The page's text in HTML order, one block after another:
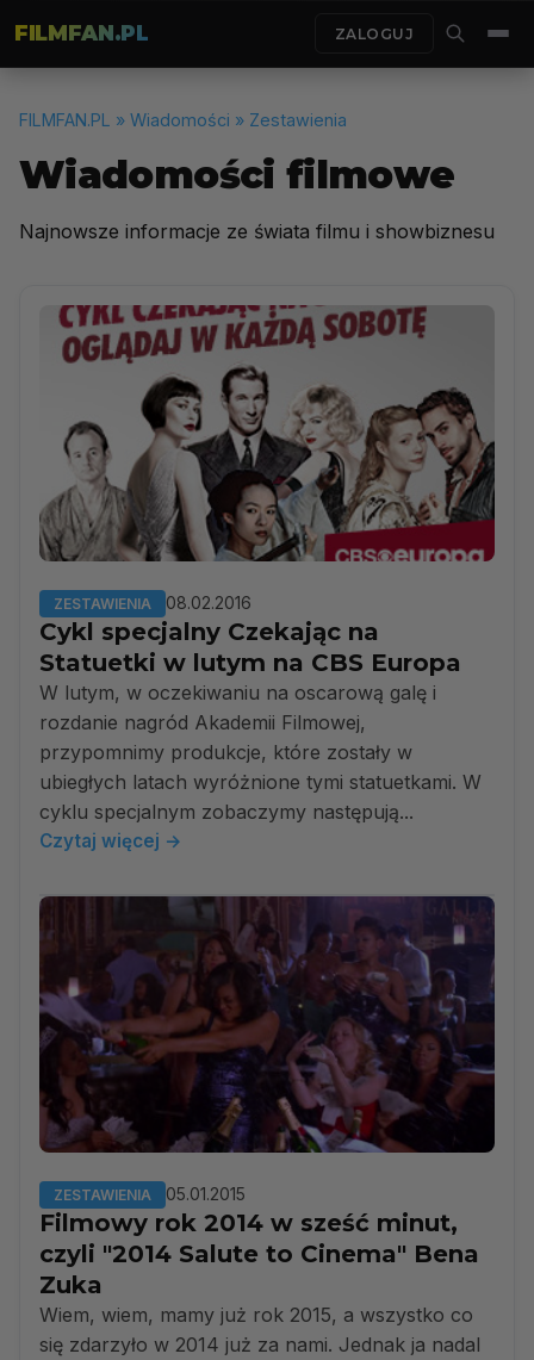
FILMFAN.PL ZALOGUJ
FILMFAN.PL » Wiadomości » Zestawienia
Wiadomości filmowe
Najnowsze informacje ze świata filmu i showbiznesu
ZESTAWIENIA 08.02.2016
Cykl specjalny Czekając na
Statuetki w lutym na CBS Europa
W lutym, w oczekiwaniu na oscarową galę i
rozdanie nagród Akademii Filmowej,
przypomnimy produkcje, które zostały w
ubiegłych latach wyróżnione tymi statuetkami. W
cyklu specjalnym zobaczymy następują...
Czytaj więcej →
ZESTAWIENIA 05.01.2015
Filmowy rok 2014 w sześć minut,
czyli "2014 Salute to Cinema" Bena
Zuka
Wiem, wiem, mamy już rok 2015, a wszystko co
się zdarzyło w 2014 już za nami. Jednak ja nadal